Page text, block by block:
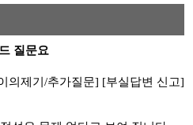
질문요
의제기/추가질문] [부실답변 신고]